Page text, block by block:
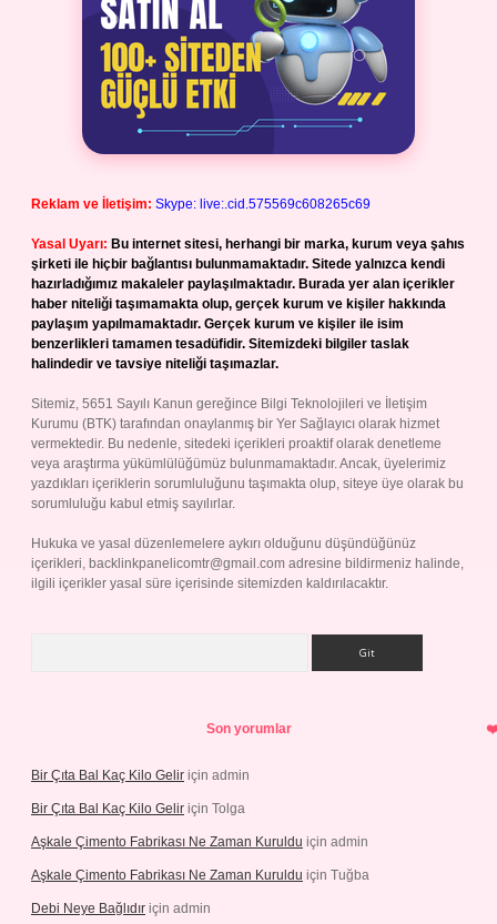
Reklam ve İletişim: Skype: live:.cid.575569c608265c69
Yasal Uyarı: Bu internet sitesi, herhangi bir marka, kurum veya şahıs
şirketi ile hiçbir bağlantısı bulunmamaktadır. Sitede yalnızca kendi
hazırladığımız makaleler paylaşılmaktadır. Burada yer alan içerikler
haber niteliği taşımamakta olup, gerçek kurum ve kişiler hakkında
paylaşım yapılmamaktadır. Gerçek kurum ve kişiler ile isim
benzerlikleri tamamen tesadüfidir. Sitemizdeki bilgiler taslak
halindedir ve tavsiye niteliği taşımazlar.
Sitemiz, 5651 Sayılı Kanun gereğince Bilgi Teknolojileri ve İletişim
Kurumu (BTK) tarafından onaylanmış bir Yer Sağlayıcı olarak hizmet
vermektedir. Bu nedenle, sitedeki içerikleri proaktif olarak denetleme
veya araştırma yükümlülüğümüz bulunmamaktadır. Ancak, üyelerimiz
yazdıkları içeriklerin sorumluluğunu taşımakta olup, siteye üye olarak bu
sorumluluğu kabul etmiş sayılırlar.
Hukuka ve yasal düzenlemelere aykırı olduğunu düşündüğünüz
içerikleri, backlinkpanelicomtr@gmail.com adresine bildirmeniz halinde,
ilgili içerikler yasal süre içerisinde sitemizden kaldırılacaktır.
Son yorumlar
Bir Çıta Bal Kaç Kilo Gelir için admin
Bir Çıta Bal Kaç Kilo Gelir için Tolga
Aşkale Çimento Fabrikası Ne Zaman Kuruldu için admin
Aşkale Çimento Fabrikası Ne Zaman Kuruldu için Tuğba
Debi Neye Bağlıdır için admin